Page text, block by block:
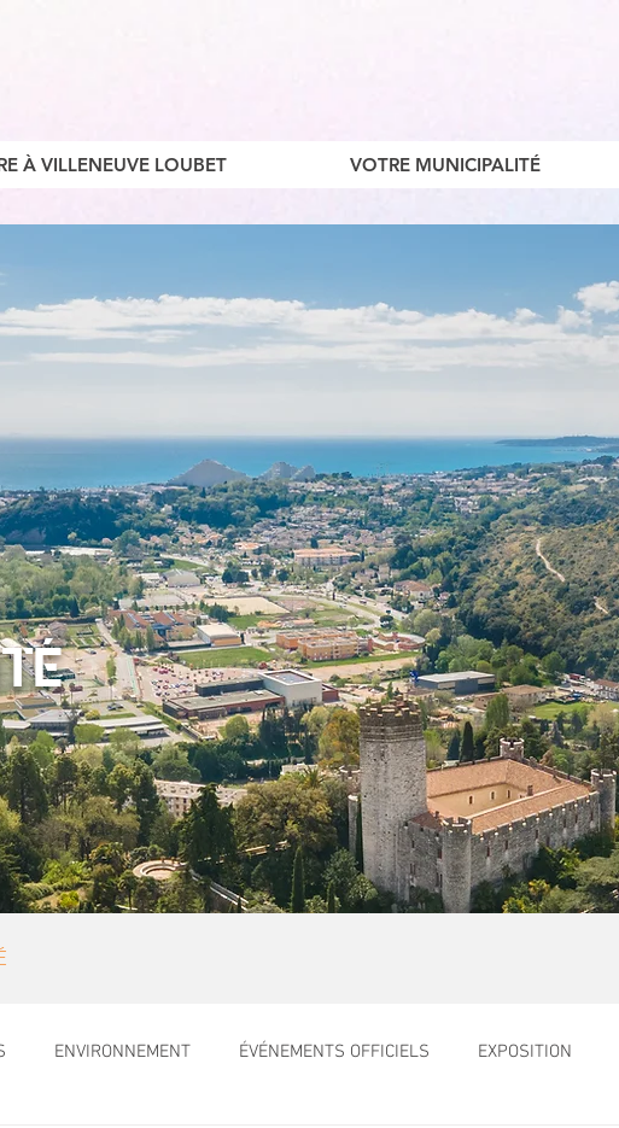
À VILLENEUVE LOUBET VOTRE MUNICIPALITÉ
ENVIRONNEMENT ÉVÉNEMENTS OFFICIELS EXPOSITION